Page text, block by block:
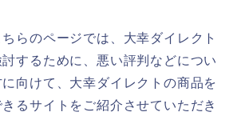
らのページでは、大幸ダイレクト
するために、悪い評判などについ
向けて、大幸ダイレクトの商品を
るサイトをご紹介させていただき